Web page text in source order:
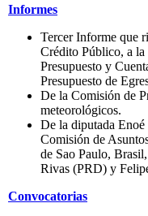
Informes
Tercer Informe que
Crédito Público, a la
Presupuesto y
Presupuesto de
De la Comisión de
meteorológicos.
De la diputada
Comisión de
de Sao Paulo,
Rivas (PRD) y
Convocatorias